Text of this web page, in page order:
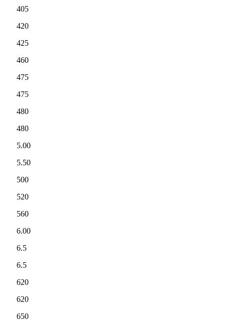
405
420
425
460
475
475
480
480
5.00
5.50
500
520
560
6.00
6.5
6.5
620
620
650